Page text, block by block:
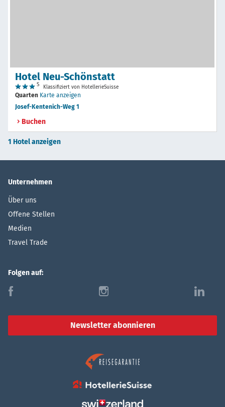
Hotel Neu-Schönstatt
S Klassifiziert von HotellerieSuisse
Quarten Karte anzeigen
Josef-Kentenich-Weg 1
Buchen
1 Hotel anzeigen
Unternehmen
Über uns
Offene Stellen
Medien
Travel Trade
Folgen auf:
f i l
Newsletter abonnieren